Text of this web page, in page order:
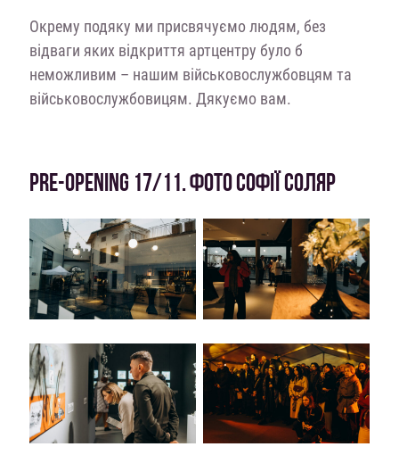
Окрему подяку ми присвячуємо людям, без
відваги яких відкриття артцентру було б
неможливим – нашим військовослужбовцям та
військовослужбовицям. Дякуємо вам.
PRE-OPENING 17/11. ФОТО СОФІЇ СОЛЯР